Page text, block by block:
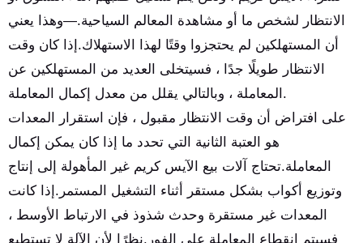
الانتظار لشخص ما أو مشاهدة المعالم السياحية.—وهذا يعني
أن المستهلكين لم يحتجزوا وقتًا لهذا الاستهلاك.إذا كان وقت
الانتظار طويلًا جدًا ، فسيتخلى العديد من المستهلكين عن
المعاملة ، وبالتالي يقلل من معدل إكمال المعاملة.
على افتراض أن وقت الانتظار مقبول ، فإن استقرار المعدات
هو العتبة الثانية التي تحدد ما إذا كان يمكن إكمال
المعاملة.تحتاج آلات بيع الآيس كريم غير المأهولة إلى إنتاج
وتوزيع أكواب بشكل مستقر أثناء التشغيل المستمر.إذا كانت
المعدات غير مستقرة وحدث شذوذ في الارتباط الأوسط ،
فسيتم انقطاع المعاملة على الفور.نظرًا لأن الآلة لا تستطيع